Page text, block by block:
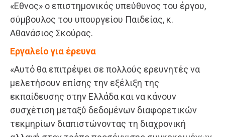
«Εθνος» ο επιστημονικός υπεύθυνος του έργου,
σύμβουλος του υπουργείου Παιδείας, κ.
Αθανάσιος Σκούρας.
Εργαλείο για έρευνα
«Αυτό θα επιτρέψει σε πολλούς ερευνητές να
μελετήσουν επίσης την εξέλιξη της
εκπαίδευσης στην Ελλάδα και να κάνουν
συσχέτιση μεταξύ δεδομένων διαφορετικών
τεκμηρίων διαπιστώνοντας τη διαχρονική